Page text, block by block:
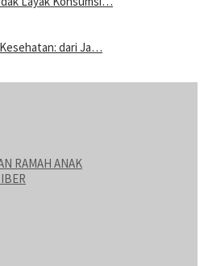
dari Ja…
RAMAH ANAK